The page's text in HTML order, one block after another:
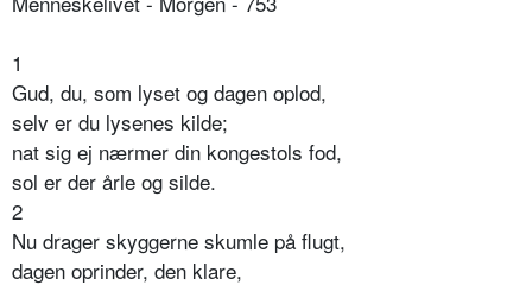
1
Gud, du, som lyset og dagen oplod,
selv er du lysenes kilde;
nat sig ej nærmer din kongestols fod,
sol er der årle og silde.
2
Nu drager skyggerne skumle på flugt,
dagen oprinder, den klare,